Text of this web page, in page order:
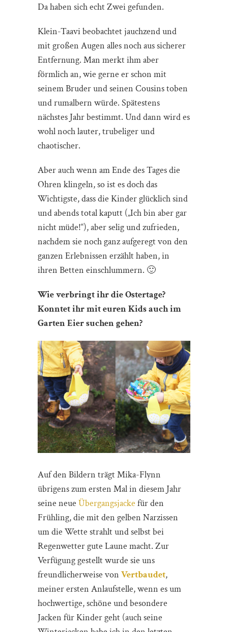
Da haben sich echt Zwei gefunden.
Klein-Taavi beobachtet jauchzend und
mit großen Augen alles noch aus sicherer
Entfernung. Man merkt ihm aber
förmlich an, wie gerne er schon mit
seinem Bruder und seinen Cousins toben
und rumalbern würde. Spätestens
nächstes Jahr bestimmt. Und dann wird es
wohl noch lauter, trubeliger und
chaotischer.
Aber auch wenn am Ende des Tages die
Ohren klingeln, so ist es doch das
Wichtigste, dass die Kinder glücklich sind
und abends total kaputt („Ich bin aber gar
nicht müde!“), aber selig und zufrieden,
nachdem sie noch ganz aufgeregt von den
ganzen Erlebnissen erzählt haben, in
ihren Betten einschlummern. 🙂
Wie verbringt ihr die Ostertage?
Konntet ihr mit euren Kids auch im
Garten Eier suchen gehen?
Auf den Bildern trägt Mika-Flynn
übrigens zum ersten Mal in diesem Jahr
seine neue Übergangsjacke für den
Frühling, die mit den gelben Narzissen
um die Wette strahlt und selbst bei
Regenwetter gute Laune macht. Zur
Verfügung gestellt wurde sie uns
freundlicherweise von Vertbaudet,
meiner ersten Anlaufstelle, wenn es um
hochwertige, schöne und besondere
Jacken für Kinder geht (auch seine